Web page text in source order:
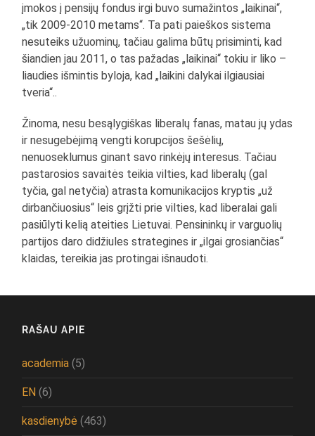
įmokos į pensijų fondus irgi buvo sumažintos „laikinai“,
„tik 2009-2010 metams“. Ta pati paieškos sistema
nesuteiks užuominų, tačiau galima būtų prisiminti, kad
šiandien jau 2011, o tas pažadas „laikinai“ tokiu ir liko –
liaudies išmintis byloja, kad „laikini dalykai ilgiausiai
tveria“..
Žinoma, nesu besąlygiškas liberalų fanas, matau jų ydas
ir nesugebėjimą vengti korupcijos šešėlių,
nenuoseklumus ginant savo rinkėjų interesus. Tačiau
pastarosios savaitės teikia vilties, kad liberalų (gal
tyčia, gal netyčia) atrasta komunikacijos kryptis „už
dirbančiuosius“ leis grįžti prie vilties, kad liberalai gali
pasiūlyti kelią ateities Lietuvai. Pensininkų ir varguolių
partijos daro didžiules strategines ir „ilgai grosiančias“
klaidas, tereikia jas protingai išnaudoti.
RAŠAU APIE
academia (5)
EN (6)
kasdienybė (463)